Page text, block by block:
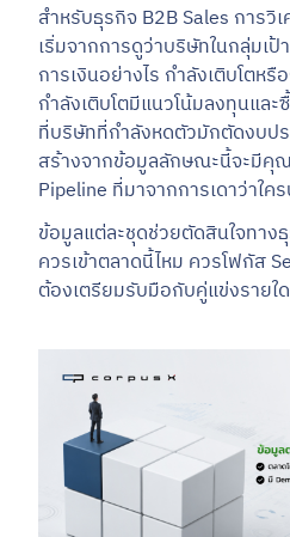
สำหรับธุรกิจ B2B Sales การวิ
เริ่มจากการดูว่าบริษัทในกลุ่มเป้
การเงินอย่างไร กำลังเติบโตห
กำลังเติบโตมีแนวโน้มลงทุนแล
ที่บริษัทที่กำลังหดตัวมักตัดงบป
สร้างจากข้อมูลลักษณะนี้จะมีคุ
Pipeline ที่มาจากการเดาว่าใค
ข้อมูลแต่ละชุดช่วยตัดสินใจทาง
ควรเข้าตลาดนี้ไหม ควรโฟกัส
ต้องเตรียมรับมือกับคู่แข่งรายใ